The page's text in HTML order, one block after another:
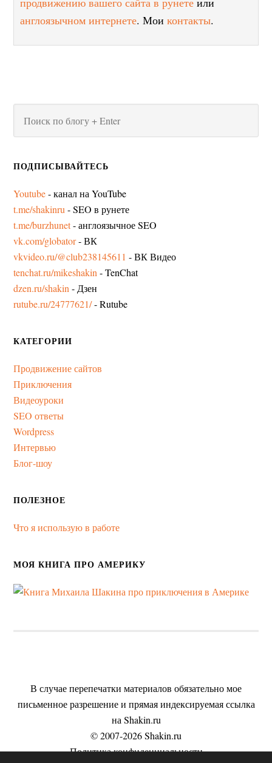
англоязычном интернете. Моиконтакты.
ПОДПИСЫВАЙТЕСЬ
Youtube- канал на YouTube
t.me/shakinru - SEO в рунете
t.me/burzhunet- англоязычное SEO
vk.com/globator- ВК
vkvideo.ru/@club238145611 - ВК Видео
tenchat.ru/mikeshakin - TenChat
dzen.ru/shakin - Дзен
rutube.ru/24777621/- Rutube
КАТЕГОРИИ
Продвижение сайтов
Приключения
Видеоуроки
SEO ответы
Wordpress
Интервью
Блог-шоу
ПОЛЕЗНОЕ
Что я использую в работе
МОЯ КНИГА ПРО АМЕРИКУ
В случае перепечатки материалов обязательно мое
письменное разрешение и прямая индексируемая ссылка
на Shakin.ru
© 2007-2026 Shakin.ru
Политика конфиденциальности